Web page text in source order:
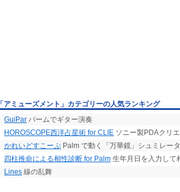
「アミューズメント」カテゴリーの人気ランキング
GuiPar パームでギター演奏
HOROSCOPE西洋占星術 for CLIE ソニー製PDAクリ
かれいどすこーぷ Palm で動く「万華鏡」シュミレー
四柱推命による相性診断 for Palm 生年月日を入力して
Lines 線の乱舞